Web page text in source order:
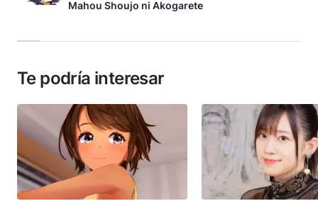
Mahou Shoujo ni Akogarete
Te podría interesar